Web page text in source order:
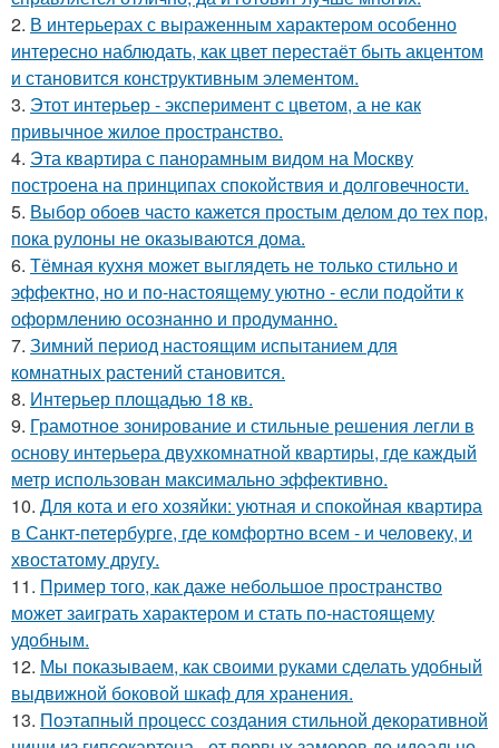
2. В интерьерах с выраженным характером особенно
интересно наблюдать, как цвет перестаёт быть акцентом
и становится конструктивным элементом.
3. Этот интерьер - эксперимент с цветом, а не как
привычное жилое пространство.
4. Эта квартира с панорамным видом на Москву
построена на принципах спокойствия и долговечности.
5. Выбор обоев часто кажется простым делом до тех пор,
пока рулоны не оказываются дома.
6. Тёмная кухня может выглядеть не только стильно и
эффектно, но и по-настоящему уютно - если подойти к
оформлению осознанно и продуманно.
7. Зимний период настоящим испытанием для
комнатных растений становится.
8. Интерьер площадью 18 кв.
9. Грамотное зонирование и стильные решения легли в
основу интерьера двухкомнатной квартиры, где каждый
метр использован максимально эффективно.
10. Для кота и его хозяйки: уютная и спокойная квартира
в Санкт-петербурге, где комфортно всем - и человеку, и
хвостатому другу.
11. Пример того, как даже небольшое пространство
может заиграть характером и стать по-настоящему
удобным.
12. Мы показываем, как своими руками сделать удобный
выдвижной боковой шкаф для хранения.
13. Поэтапный процесс создания стильной декоративной